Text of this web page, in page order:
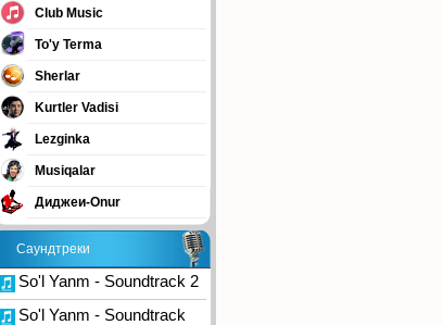
Club Music
To'y Terma
Sherlar
Kurtler Vadisi
Lezginka
Musiqalar
Диджеи-Onur
Саундтреки
So'l Yanm - Soundtrack 2
So'l Yanm - Soundtrack